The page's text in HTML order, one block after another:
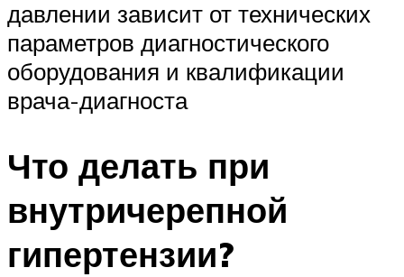
давлении зависит от технических
параметров диагностического
оборудования и квалификации
врача-диагноста
Что делать при
внутричерепной
гипертензии?